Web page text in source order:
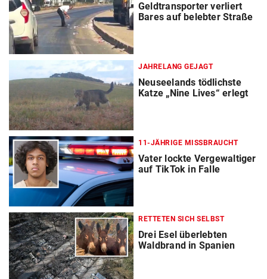
Geldtransporter verliert
Bares auf belebter Straße
JAHRELANG GEJAGT
Neuseelands tödlichste
Katze „Nine Lives“ erlegt
11-JÄHRIGE MISSBRAUCHT
Vater lockte Vergewaltiger
auf TikTok in Falle
RETTETEN SICH SELBST
Drei Esel überlebten
Waldbrand in Spanien